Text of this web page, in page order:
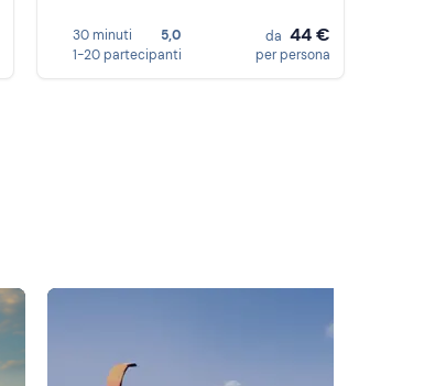
30 minuti
5,0
1-20 partecipanti
da 44 €
per persona